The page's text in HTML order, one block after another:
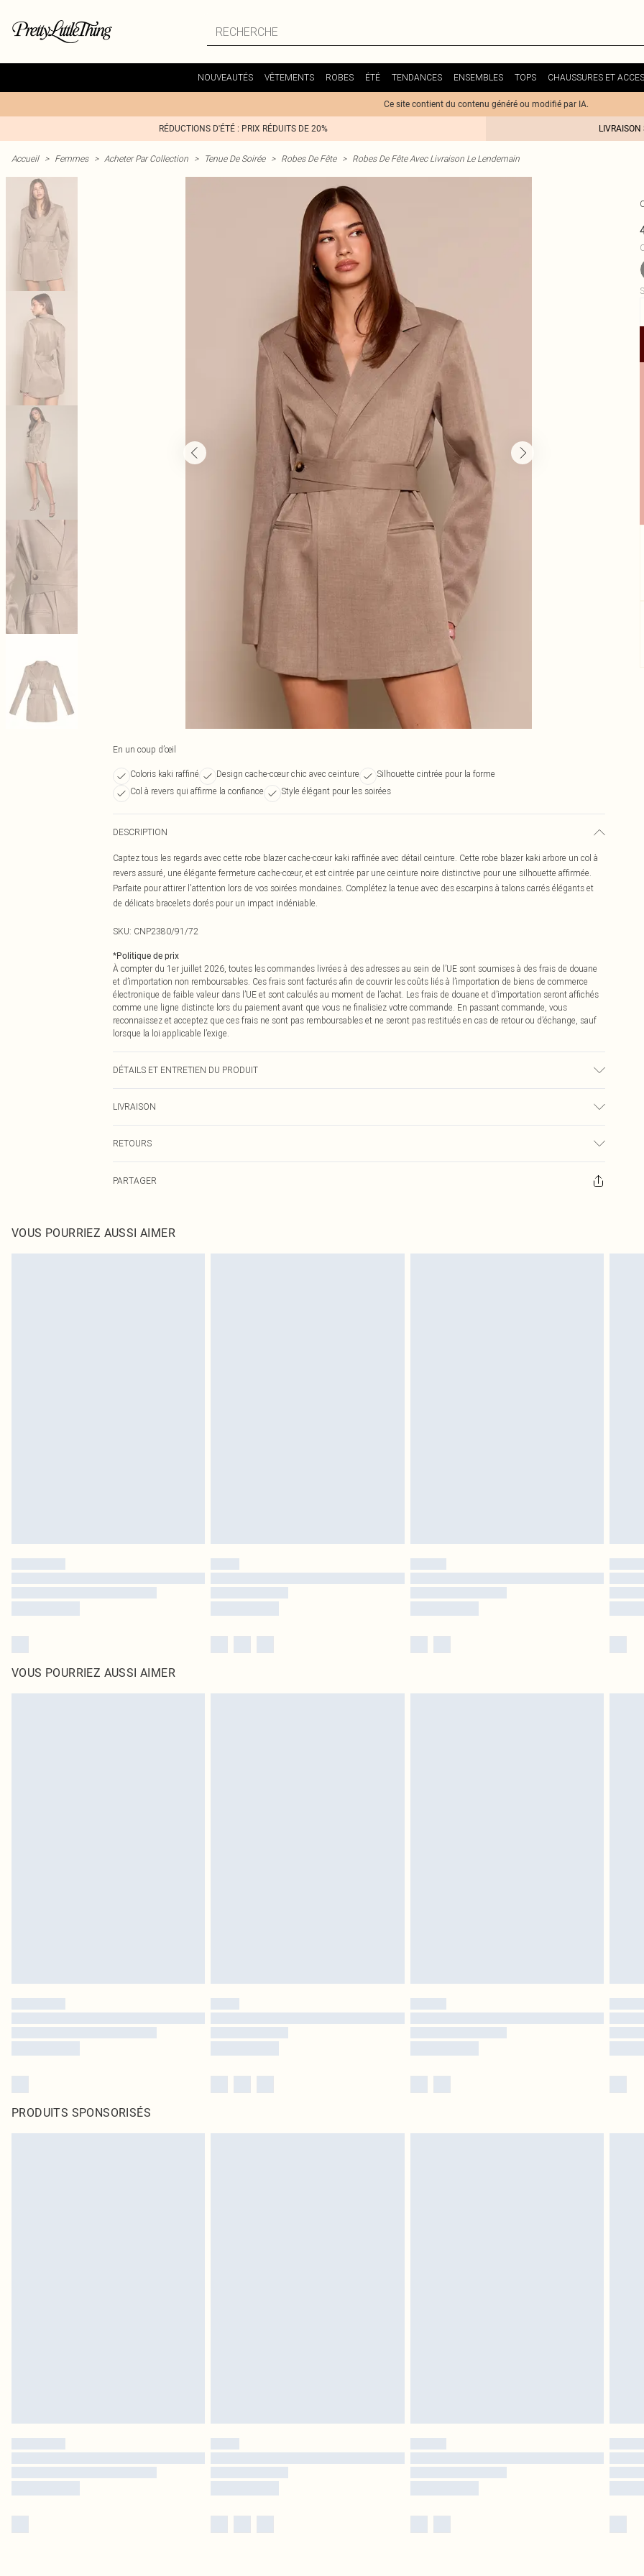
NOUVEAUTÉS VÊTEMENTS ROBES ÉTÉ TENDANCES ENSEMBLES TOPS CHAUSSURES ET
Ce site contient du contenu généré ou modifié par IA.
RÉDUCTIONS D'ÉTÉ : PRIX RÉDUITS DE 20%
Accueil > Femmes > Acheter Par Collection > Tenue De Soirée > Robes De Fête > Robes De Fête Avec Livraison Le Lendemain
En un coup d’œil
Coloris kaki raffiné Design cache-cœur chic avec ceinture
Silhouette cintrée pour la forme
Col à revers qui affirme la confiance
Style élégant pour les soirées
DESCRIPTION
Captez tous les regards avec cette robe blazer cache-cœur kaki raffinée avec détail ceinture. Cette robe blazer kaki arbore un col à
revers assuré, une élégante fermeture cache-cœur, et est cintrée par une ceinture noire distinctive pour une silhouette affirmée.
Parfaite pour attirer l'attention lors de vos soirées mondaines. Complétez la tenue avec des escarpins à talons carrés élégants et
de délicats bracelets dorés pour un impact indéniable.
SKU: CNP2380/91/72
*Politique de prix
À compter du 1er juillet 2026, toutes les commandes livrées à des adresses au sein de l’UE sont soumises à des frais de douane
et d’importation non remboursables. Ces frais sont facturés afin de couvrir les coûts liés à l’importation de biens de commerce
électronique de faible valeur dans l’UE et sont calculés au moment de l’achat. Les frais de douane et d’importation seront affichés
comme une ligne distincte lors du paiement avant que vous ne finalisiez votre commande. En passant commande, vous
reconnaissez et acceptez que ces frais ne sont pas remboursables et ne seront pas restitués en cas de retour ou d’échange, sauf
lorsque la loi applicable l’exige.
DÉTAILS ET ENTRETIEN DU PRODUIT
LIVRAISON
€7.99
RETOURS
Veuillez noter que nous ne pouvons pas rembourser les masques tendance, les cosmétiques, les bijoux pour piercings, les jouets
également être essayées en intérieur. Les articles pour la maison, y compris le linge de lit, les matelas, les surmatelas et les
PARTAGER
VOUS POURRIEZ AUSSI AIMER
VOUS POURRIEZ AUSSI AIMER
PRODUITS SPONSORISÉS